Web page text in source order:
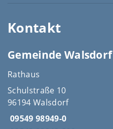
Kontakt
Gemeinde Walsdorf
Rathaus
Schulstraße 10
96194 Walsdorf
09549 98949-0